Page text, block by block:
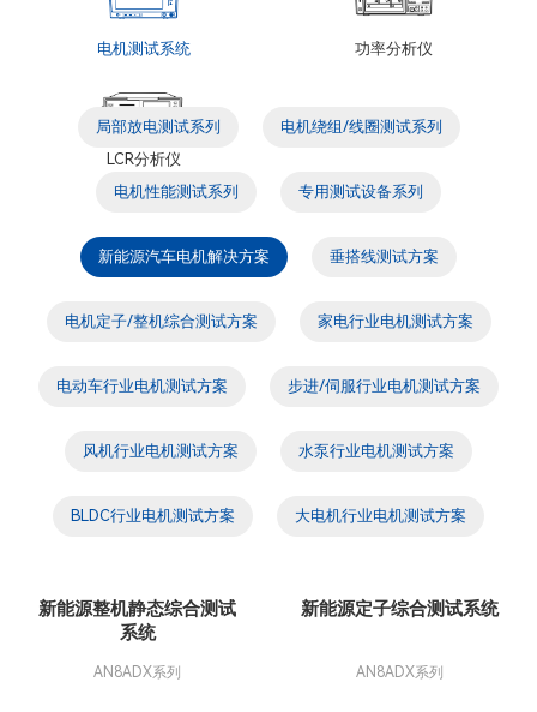
电机测试系统 功率分析仪
LCR分析仪
局部放电测试系列 电机绕组/线圈测试系列
电机性能测试系列 专用测试设备系列
新能源汽车电机解决方案 垂搭线测试方案
电机定子/整机综合测试方案 家电行业电机测试方案
电动车行业电机测试方案 步进/伺服行业电机测试方案
风机行业电机测试方案 水泵行业电机测试方案
BLDC行业电机测试方案 大电机行业电机测试方案
新能源整机静态综合测试
系统
AN8ADX系列
新能源定子综合测试系统
AN8ADX系列